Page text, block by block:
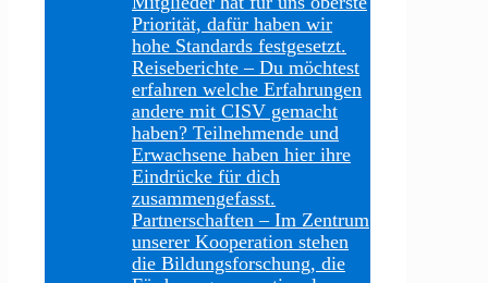
Priorität, dafür haben wir
hohe Standards festgesetzt.
Reiseberichte – Du möchtest
erfahren welche Erfahrungen
andere mit CISV gemacht
haben? Teilnehmende und
Erwachsene haben hier ihre
Eindrücke für dich
zusammengefasst.
Partnerschaften – Im Zentrum
unserer Kooperation stehen
die Bildungsforschung, die